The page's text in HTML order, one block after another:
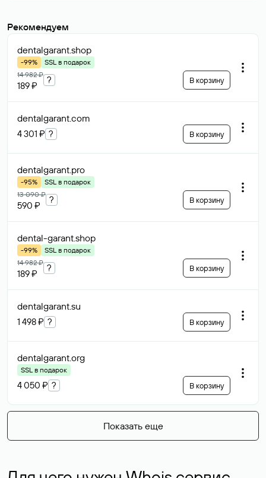
Рекомендуем
dentalgarant.shop
-99%
SSL в подарок
14 982 ₽
189 ₽
? В корзину
dentalgarant.com
4 301 ₽ ? В корзину
dentalgarant.pro
-95%
SSL в подарок
13 090 ₽
590 ₽
? В корзину
dental-garant.shop
-99%
SSL в подарок
14 982 ₽
189 ₽
? В корзину
dentalgarant.su
1 498 ₽ ? В корзину
dentalgarant.org
SSL в подарок
4 050 ₽ ? В корзину
Показать еще